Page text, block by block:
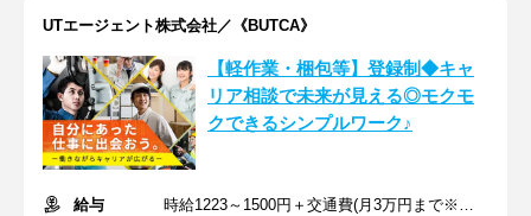
UTエージェント株式会社／《BUTCA》
【軽作業・梱包等】登録制◆キャ
リア相談で未来が見える◎モクモ
クできるシンプルワーク♪
給与
時給1223～1500円＋交通費(月3万円まで※規定あり)